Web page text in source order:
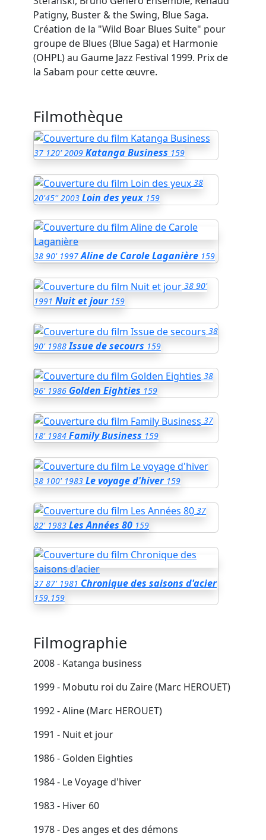
Patigny, Buster & the Swing, Blue Saga.
Création de la "Wild Boar Blues Suite" pour
groupe de Blues (Blue Saga) et Harmonie
(OHPL) au Gaume Jazz Festival 1999. Prix de
la Sabam pour cette œuvre.
Filmothèque
37 120' 2009 Katanga Business 159
38
20'45'' 2003 Loin des yeux 159
38 90' 1997 Aline de Carole Laganière 159
38 90'
1991 Nuit et jour 159
38
90' 1988 Issue de secours 159
38
96' 1986 Golden Eighties 159
37
18' 1984 Family Business 159
38 100' 1983 Le voyage d'hiver 159
37
82' 1983 Les Années 80 159
37 87' 1981 Chronique des saisons d'acier
159,159
Filmographie
2008 - Katanga business
1999 - Mobutu roi du Zaire (Marc HEROUET)
1992 - Aline (Marc HEROUET)
1991 - Nuit et jour
1986 - Golden Eighties
1984 - Le Voyage d'hiver
1983 - Hiver 60
1978 - Des anges et des démons